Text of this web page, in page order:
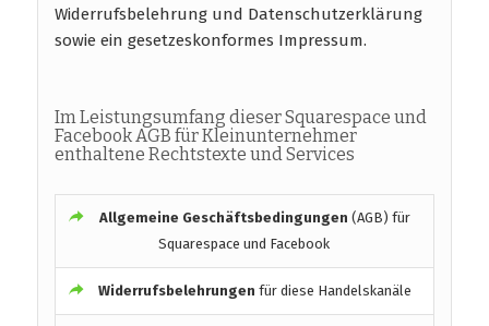
Widerrufsbelehrung und Datenschutzerklärung
sowie ein gesetzeskonformes Impressum.
Im Leistungsumfang dieser Squarespace und
Facebook AGB für Kleinunternehmer
enthaltene Rechtstexte und Services
Allgemeine Geschäftsbedingungen (AGB) für
Squarespace und Facebook
Widerrufsbelehrungenfür diese Handelskanäle